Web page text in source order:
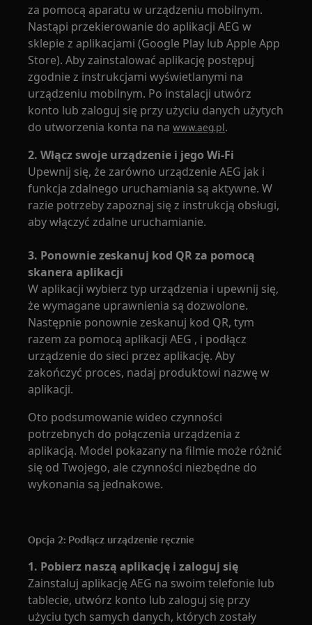
za pomocą aparatu w urządzeniu mobilnym.
Nastąpi przekierowanie do aplikacji AEG w
sklepie z aplikacjami (Google Play lub Apple App
Store). Aby zainstalować aplikację postępuj
zgodnie z instrukcjami wyświetlanymi na
urządzeniu mobilnym. Po instalacji utwórz
konto lub zaloguj się przy użyciu danych użytych
do utworzenia konta na nawww.aeg.pl.
2. Włącz swoje urządzenie i jego Wi-Fi
Upewnij się, że zarówno urządzenie AEG jak i
funkcja zdalnego uruchamiania są aktywne. W
razie potrzeby zapoznaj się z instrukcją obsługi,
aby włączyć zdalne uruchamianie.
3. Ponownie zeskanuj kod QR za pomocą
skanera aplikacji
W aplikacji wybierz typ urządzenia i upewnij się,
że wymagane uprawnienia są dozwolone.
Następnie ponownie zeskanuj kod QR, tym
razem za pomocą aplikacji AEG , i podłącz
urządzenie do sieci przez aplikację. Aby
zakończyć proces, nadaj produktowi nazwę w
aplikacji.
Oto podsumowanie wideo czynności
potrzebnych do połączenia urządzenia z
aplikacją. Model pokazany na filmie może różnić
się od Twojego, ale czynności niezbędne do
wykonania są jednakowe.
Opcja 2: Podłącz urządzenie ręcznie
1. Pobierz naszą aplikację i zaloguj się
Zainstaluj aplikację AEG na swoim telefonie lub
tablecie, utwórz konto lub zaloguj się przy
użyciu tych samych danych, których zostały